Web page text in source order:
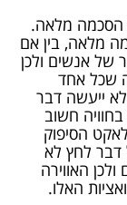
הסכמה מלאה.
מלאה, בין אם
של אנשים ולכן
שכל אחד
ייעשה דבר
חשוב
הסיפוק
דבר לחץ לא
האווירה
האלו.